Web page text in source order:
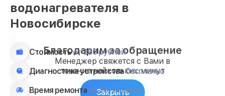
водонагревателя в
Новосибирске
Стоимостьот 350 рублей
Диагностика устройствабесплатно
Время ремонта от 20-ти минут
Благодарим за обращение
Менеджер свяжется с Вами в
течение нескольких минут
Закрыть